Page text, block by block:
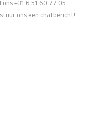
ons +31 6 51 60 77 05
ons een chatbericht!